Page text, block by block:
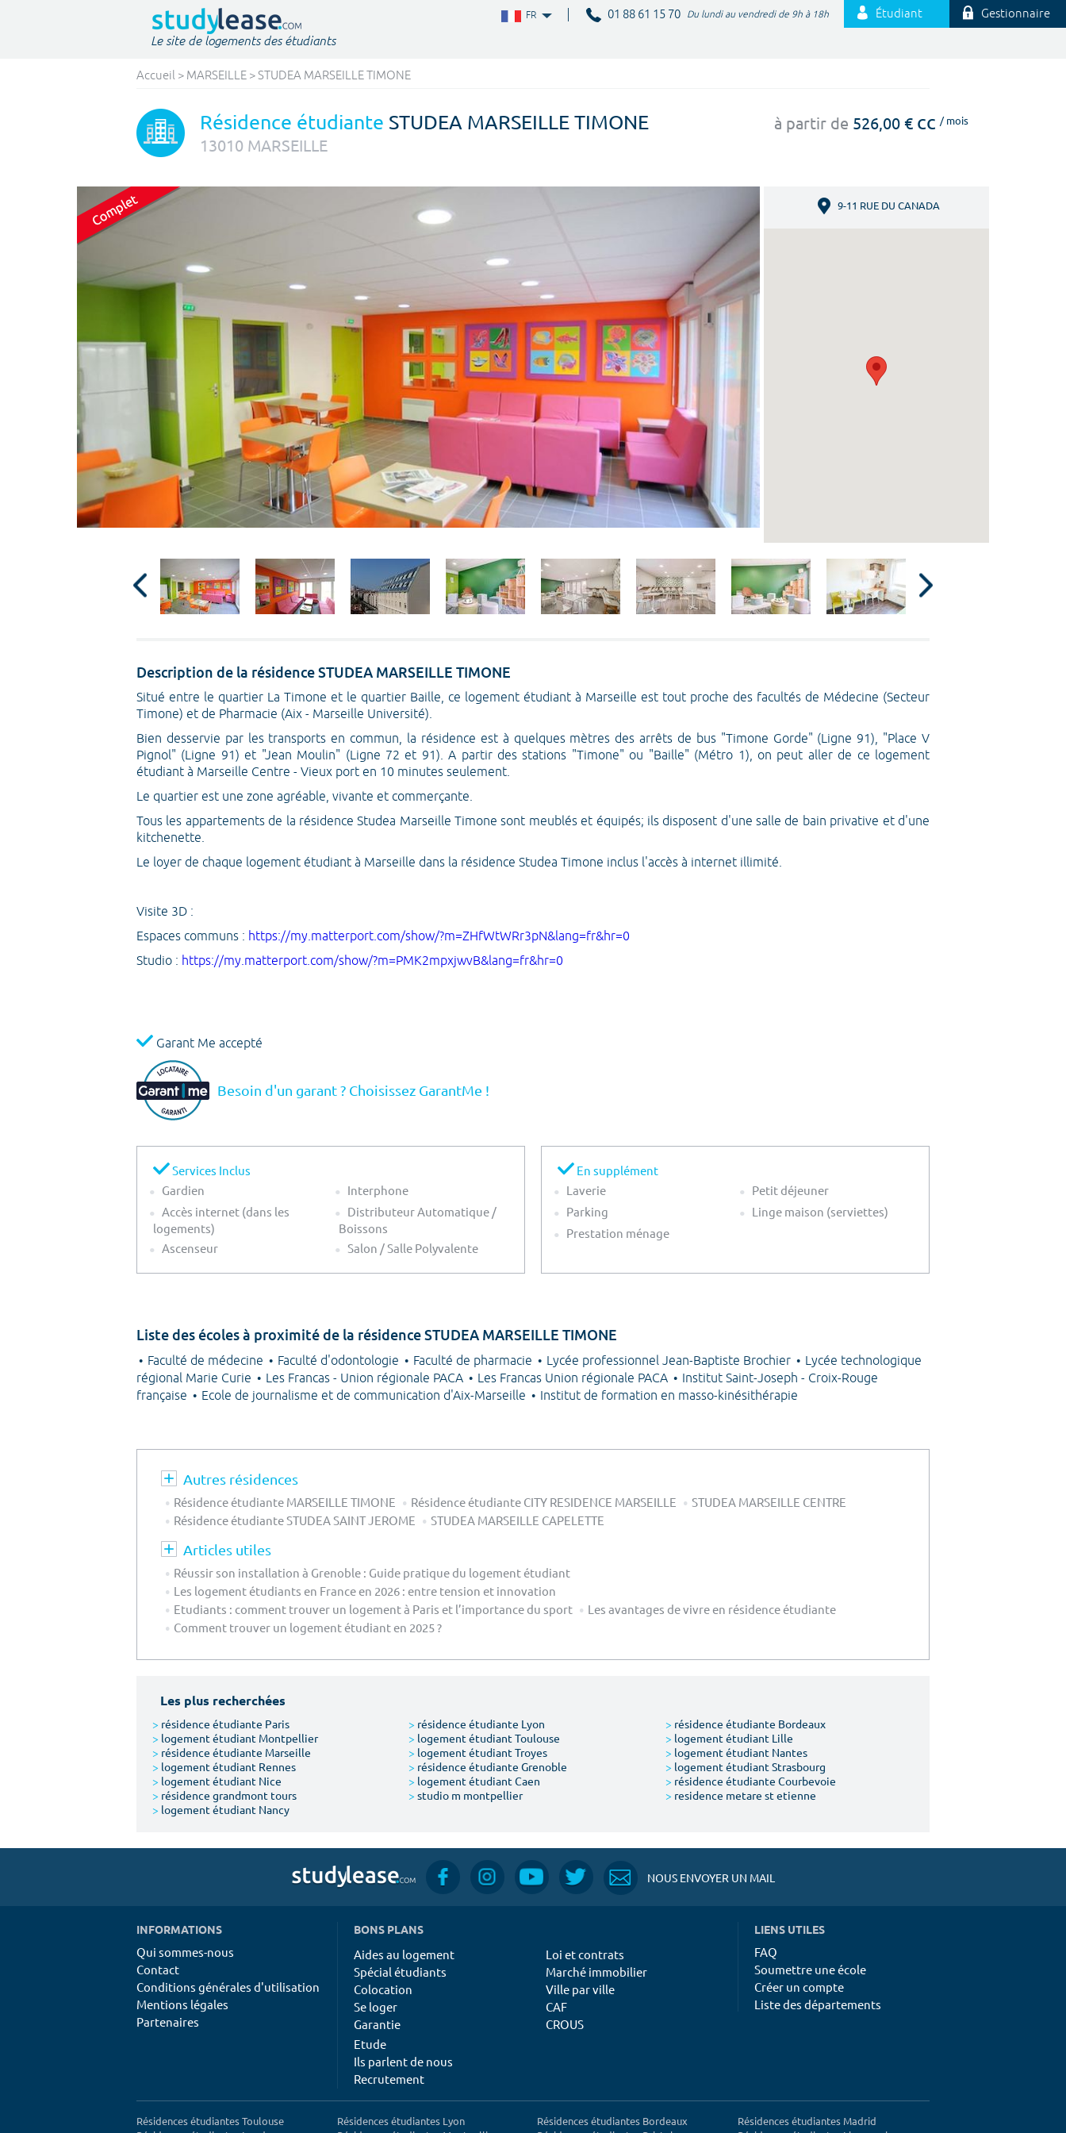
FR 01 88 61 15 70 Du lundi au vendredi de 9h à 18h Étudiant Gestionnaire
Le site de logements des étudiants
Accueil > MARSEILLE >STUDEA MARSEILLE TIMONE
Résidence étudiante STUDEA MARSEILLE TIMONE
13010 MARSEILLE
à partir de 526,00 € cc / mois
9-11 RUE DU CANADA
Description de la résidence STUDEA MARSEILLE TIMONE
Situé entre le quartier La Timone et le quartier Baille, ce logement étudiant à Marseille est tout proche des facultés de Médecine (Secteur
Timone) et de Pharmacie (Aix - Marseille Université).
Bien desservie par les transports en commun, la résidence est à quelques mètres des arrêts de bus "Timone Gorde" (Ligne 91), "Place V
Pignol" (Ligne 91) et "Jean Moulin" (Ligne 72 et 91). A partir des stations "Timone" ou "Baille" (Métro 1), on peut aller de ce logement
étudiant à Marseille Centre - Vieux port en 10 minutes seulement.
Le quartier est une zone agréable, vivante et commerçante.
Tous les appartements de la résidence Studea Marseille Timone sont meublés et équipés; ils disposent d'une salle de bain privative et d'une
kitchenette.
Le loyer de chaque logement étudiant à Marseille dans la résidence Studea Timone inclus l'accès à internet illimité.
Visite 3D :
Espaces communs : https://my.matterport.com/show/?m=ZHfWtWRr3pN&lang=fr&hr=0
Studio : https://my.matterport.com/show/?m=PMK2mpxjwvB&lang=fr&hr=0
Garant Me accepté
Besoin d'un garant ? Choisissez GarantMe !
Services Inclus
Gardien
Interphone
Accès internet (dans les
logements)
Distributeur Automatique /
Boissons
Ascenseur
Salon / Salle Polyvalente
En supplément
Laverie
Petit déjeuner
Parking
Linge maison (serviettes)
Prestation ménage
Liste des écoles à proximité de la résidence STUDEA MARSEILLE TIMONE
Faculté de médecine Faculté d'odontologie Faculté de pharmacie Lycée professionnel Jean-Baptiste Brochier
Lycée technologique
régional Marie Curie
Les Francas - Union régionale PACA Les Francas Union régionale PACA
Institut Saint-Joseph - Croix-Rouge
française
Ecole de journalisme et de communication d'Aix-Marseille Institut de formation en masso-kinésithérapie
Autres résidences
Résidence étudiante MARSEILLE TIMONE Résidence étudiante CITY RESIDENCE MARSEILLE
STUDEA MARSEILLE CENTRE
Résidence étudiante STUDEA SAINT JEROME
STUDEA MARSEILLE CAPELETTE
Articles utiles
Réussir son installation à Grenoble : Guide pratique du logement étudiant
Les logement étudiants en France en 2026 : entre tension et innovation
Etudiants : comment trouver un logement à Paris et l’importance du sport
Les avantages de vivre en résidence étudiante
Comment trouver un logement étudiant en 2025 ?
Les plus recherchées
> résidence étudiante Paris > résidence étudiante Lyon > résidence étudiante Bordeaux
> logement étudiant Montpellier > logement étudiant Toulouse > logement étudiant Lille
> résidence étudiante Marseille > logement étudiant Troyes > logement étudiant Nantes
> logement étudiant Rennes > résidence étudiante Grenoble > logement étudiant Strasbourg
> logement étudiant Nice > logement étudiant Caen > résidence étudiante Courbevoie
> résidence grandmont tours > studio m montpellier > residence metare st etienne
> logement étudiant Nancy
NOUS ENVOYER UN MAIL
INFORMATIONS
Qui sommes-nous
Contact
Conditions générales d'utilisation
Mentions légales
Partenaires
BONS PLANS
Aides au logement
Spécial étudiants
Colocation
Se loger
Garantie
Loi et contrats
Marché immobilier
Ville par ville
CAF
CROUS
Etude
Ils parlent de nous
Recrutement
LIENS UTILES
FAQ
Soumettre une école
Créer un compte
Liste des départements
Résidences étudiantes Toulouse
Résidences étudiantes Lyon
Résidences étudiantes Bordeaux
Résidences étudiantes Madrid